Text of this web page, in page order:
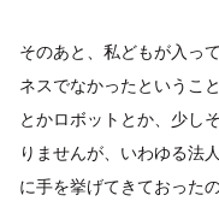
そのあと、私どもが入っ
ネスでなかったというこ
とかロボットとか、少し
りませんが、いわゆる法
に手を挙げてきておった